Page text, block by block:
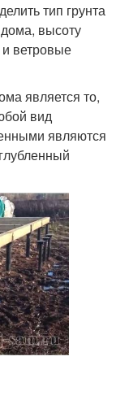
тип грунта
высоту
ветровые
является то,
вид
являются